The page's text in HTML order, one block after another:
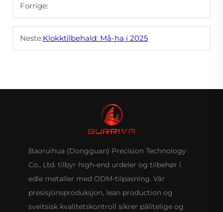
Forrige:
Neste:Klokktilbehald: Må-ha i 2025
Baoruihua (Dongguan) Precision Technology
Co., Ltd. tilbyr high-end urdeler og tilbehør i
edle metaller med ODM-tilpasning. Vår
presisjonsproduksjon, lean production og
sveitsisk kvalitetskontroll sikrer pålitelige og